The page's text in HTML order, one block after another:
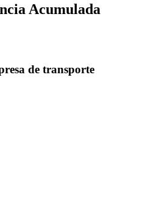
Acumulada
de transporte